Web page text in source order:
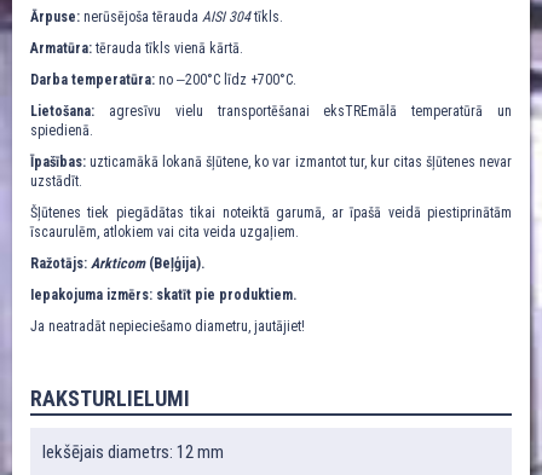
Ārpuse: nerūsējoša tērauda AISI 304tīkls.
Armatūra: tērauda tīkls vienā kārtā.
Darba temperatūra: no ‒200°C līdz +700°C.
Lietošana: agresīvu vielu transportēšanai eksTREmālā temperatūrā un
spiedienā.
Īpašības: uzticamākā lokanā šļūtene, ko var izmantot tur, kur citas šļūtenes nevar
uzstādīt.
Šļūtenes tiek piegādātas tikai noteiktā garumā, ar īpašā veidā piestiprinātām
īscaurulēm, atlokiem vai cita veida uzgaļiem.
Ražotājs: Arkticom(Beļģija).
Iepakojuma izmērs: skatīt pie produktiem.
Ja neatradāt nepieciešamo diametru, jautājiet!
RAKSTURLIELUMI
Iekšējais diametrs: 12 mm